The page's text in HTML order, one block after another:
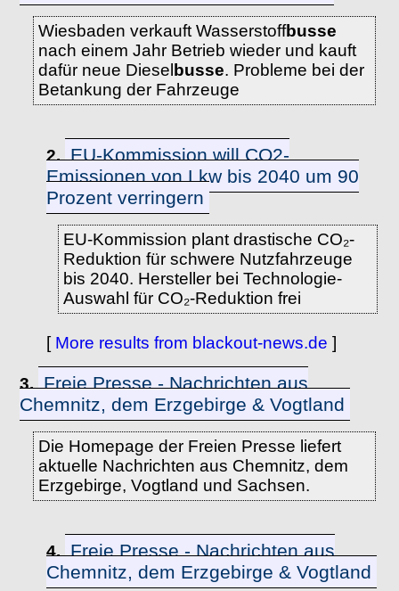
Wiesbaden verkauft Wasserstoffbusse
nach einem Jahr Betrieb wieder und kauft
dafür neue Diesel busse. Probleme bei der
Betankung der Fahrzeuge
2. EU-Kommission will CO2-
Emissionen von Lkw bis 2040 um 90
Prozent verringern
EU-Kommission plant drastische CO₂-
Reduktion für schwere Nutzfahrzeuge
bis 2040. Hersteller bei Technologie-
Auswahl für CO₂-Reduktion frei
[ More results from blackout-news.de ]
3. Freie Presse - Nachrichten aus
Chemnitz, dem Erzgebirge & Vogtland
Die Homepage der Freien Presse liefert
aktuelle Nachrichten aus Chemnitz, dem
Erzgebirge, Vogtland und Sachsen.
4. Freie Presse - Nachrichten aus
Chemnitz, dem Erzgebirge & Vogtland